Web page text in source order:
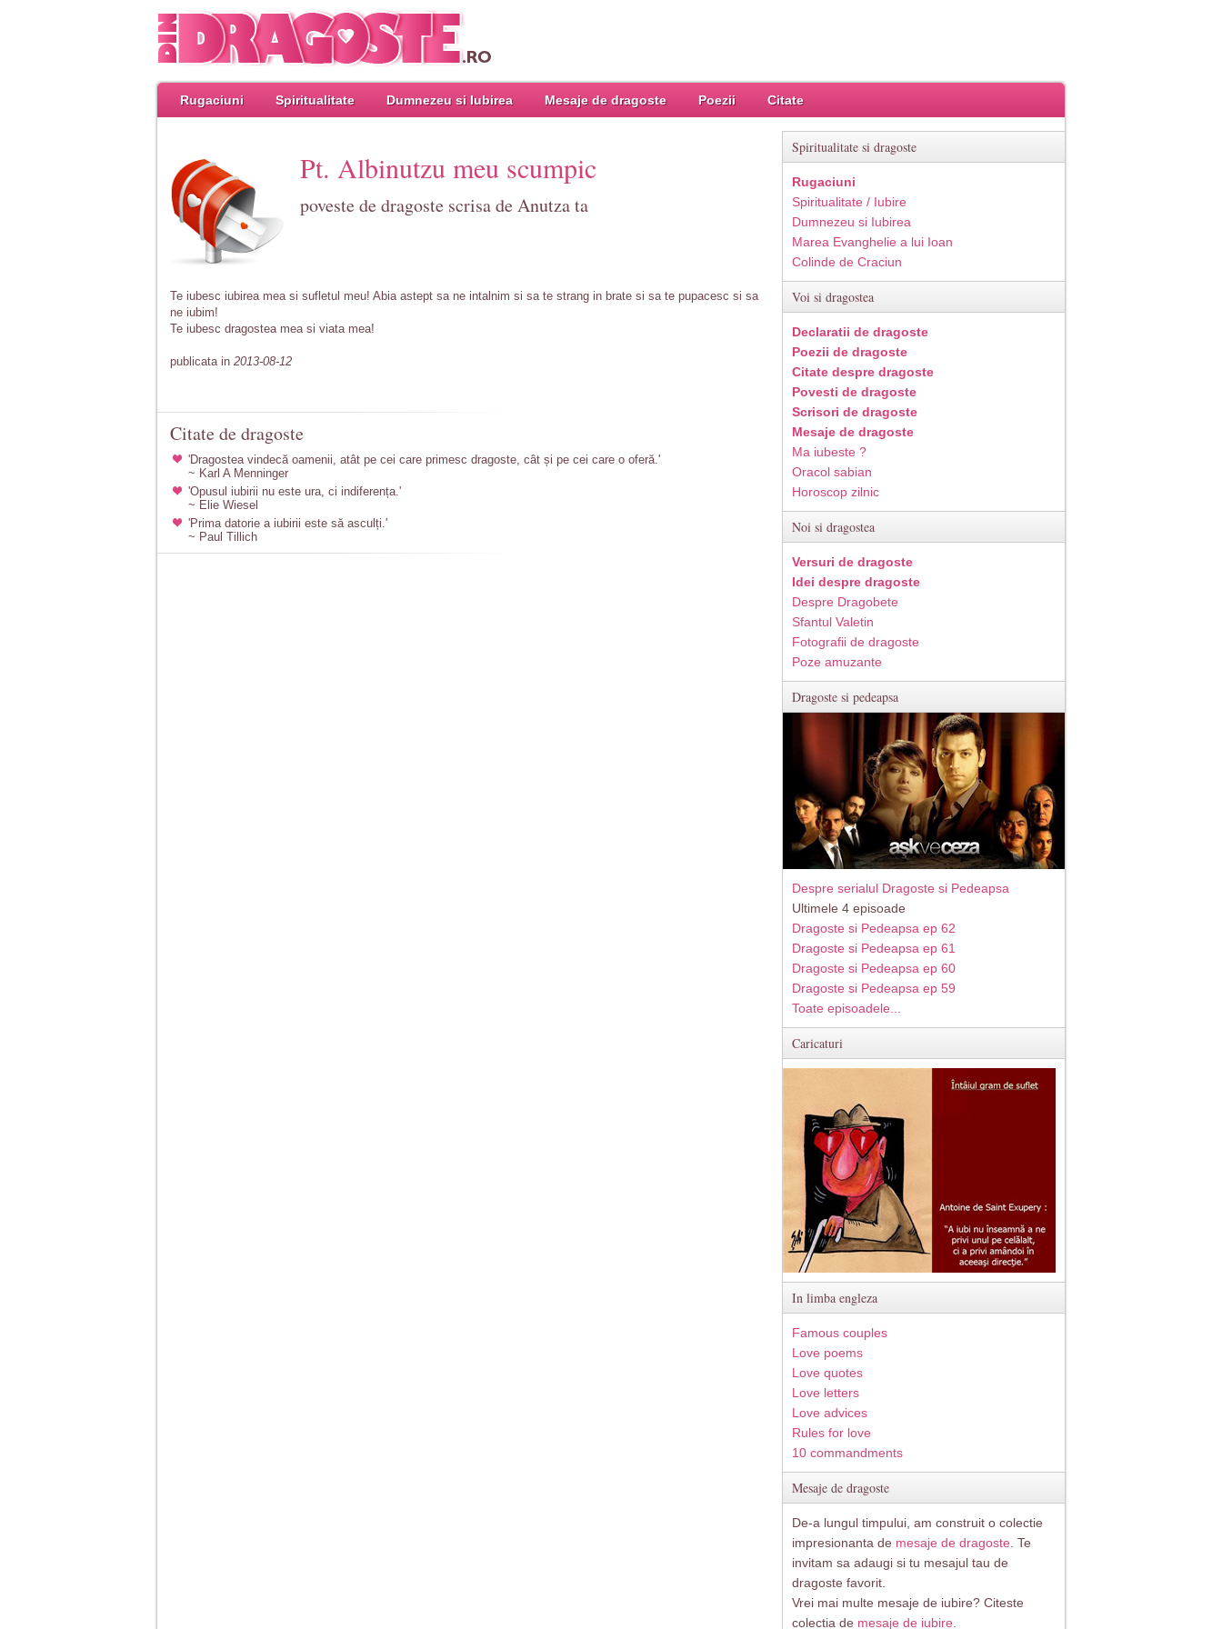
Rugaciuni Spiritualitate Dumnezeu si Iubirea Mesaje de dragoste Poezii Citate
Pt. Albinutzu meu scumpic
poveste de dragoste scrisa de Anutza ta
Te iubesc iubirea mea si sufletul meu! Abia astept sa ne intalnim si sa te strang in brate si sa te pupacesc si sa
ne iubim!
Te iubesc dragostea mea si viata mea!
publicata in 2013-08-12
Citate de dragoste
'Dragostea vindecă oamenii, atât pe cei care primesc dragoste, cât și pe cei care o oferă.'
~ Karl A Menninger
'Opusul iubirii nu este ura, ci indiferența.'
~ Elie Wiesel
'Prima datorie a iubirii este să asculți.'
~ Paul Tillich
Spiritualitate si dragoste
Rugaciuni
Spiritualitate / Iubire
Dumnezeu si Iubirea
Marea Evanghelie a lui Ioan
Colinde de Craciun
Voi si dragostea
Declaratii de dragoste
Poezii de dragoste
Citate despre dragoste
Povesti de dragoste
Scrisori de dragoste
Mesaje de dragoste
Ma iubeste ?
Oracol sabian
Horoscop zilnic
Noi si dragostea
Versuri de dragoste
Idei despre dragoste
Despre Dragobete
Sfantul Valetin
Fotografii de dragoste
Poze amuzante
Dragoste si pedeapsa
Despre serialul Dragoste si Pedeapsa
Ultimele 4 episoade
Dragoste si Pedeapsa ep 62
Dragoste si Pedeapsa ep 61
Dragoste si Pedeapsa ep 60
Dragoste si Pedeapsa ep 59
Toate episoadele...
Caricaturi
In limba engleza
Famous couples
Love poems
Love quotes
Love letters
Love advices
Rules for love
10 commandments
Mesaje de dragoste
De-a lungul timpului, am construit o colectie
impresionanta de mesaje de dragoste . Te
invitam sa adaugi si tu mesajul tau de
dragoste favorit.
Vrei mai multe mesaje de iubire? Citeste
colectia de mesaje de iubire.